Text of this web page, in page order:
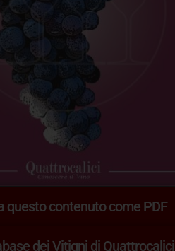
questo contenuto come PDF
dei Vitigni di Quattrocalici